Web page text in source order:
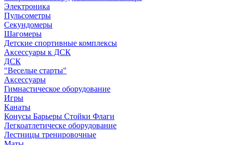
Электроника
Пульсометры
Секундомеры
Шагомеры
Детские спортивные комплексы
Аксессуары к ДСК
ДСК
"Веселые старты"
Аксессуары
Гимнастическое оборудование
Игры
Канаты
Конусы Барьеры Стойки Флаги
Легкоатлетическе оборудование
Лестницы тренировочные